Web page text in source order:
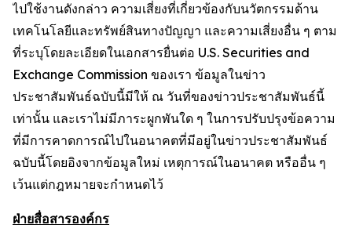
ไปใช้งานดังกล่าว ความเสี่ยงที่เกี่ยวข้องกับนวัตกรรมด้าน
เทคโนโลยีและทรัพย์สินทางปัญญา และความเสี่ยงอื่น ๆ ตาม
ที่ระบุโดยละเอียดในเอกสารยื่นต่อ U.S. Securities and
Exchange Commission ของเรา ข้อมูลในข่าว
ประชาสัมพันธ์ฉบับนี้มีให้ ณ วันที่ของข่าวประชาสัมพันธ์นี้
เท่านั้น และเราไม่มีภาระผูกพันใด ๆ ในการปรับปรุงข้อความ
ที่มีการคาดการณ์ไปในอนาคตที่มีอยู่ในข่าวประชาสัมพันธ์
ฉบับนี้โดยอิงจากข้อมูลใหม่ เหตุการณ์ในอนาคต หรืออื่น ๆ
เว้นแต่กฎหมายจะกำหนดไว้
ฝ่ายสื่อสารองค์กร